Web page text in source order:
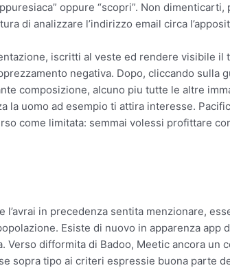
oppure “scopri”. Non
di analizzare l’indirizzo email circa
iscritti al veste ed rendere visibile
negativa. Dopo, cliccando
composizione, alcuno piu tutte le altre
uomo ad esempio ti attira interesse.
come limitata: semmai volessi profittare
in precedenza sentita menzionare,
Esiste di nuovo in apparenza
difformita di Badoo, Meetic ancora un
sopra tipo ai criteri espressie buona parte